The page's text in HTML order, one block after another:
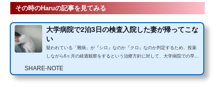
その時のHaruの記事を見てみる
大学病院で2泊3日の検査入院した妻が帰ってこな
い
疑われている「難病」が『シロ』なのか『クロ』なのか判定するため、投薬
しながら6ヶ月の経過観察をするという治療方針に対して、大学病院での早期
SHARE-NOTE